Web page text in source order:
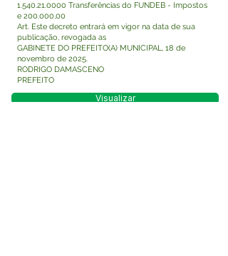
1.540.21.0000 Transferências do FUNDEB - Impostos
e 200.000,00
Art. Este decreto entrará em vigor na data de sua
publicação, revogada as
GABINETE DO PREFEITO(A) MUNICIPAL, 18 de
novembro de 2025.
RODRIGO DAMASCENO
PREFEITO
Visualizar